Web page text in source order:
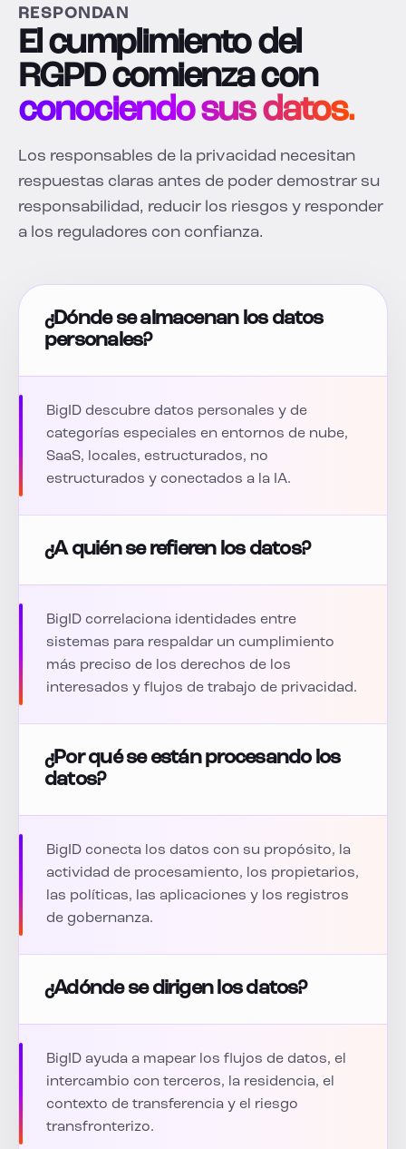
RESPONDAN
El cumplimiento del
RGPD comienza con
conociendo sus datos.
Los responsables de la privacidad necesitan
respuestas claras antes de poder demostrar su
responsabilidad, reducir los riesgos y responder
a los reguladores con confianza.
¿Dónde se almacenan los datos
personales?
BigID descubre datos personales y de
categorías especiales en entornos de nube,
SaaS, locales, estructurados, no
estructurados y conectados a la IA.
¿A quién se refieren los datos?
BigID correlaciona identidades entre
sistemas para respaldar un cumplimiento
más preciso de los derechos de los
interesados y flujos de trabajo de privacidad.
¿Por qué se están procesando los
datos?
BigID conecta los datos con su propósito, la
actividad de procesamiento, los propietarios,
las políticas, las aplicaciones y los registros
de gobernanza.
¿Adónde se dirigen los datos?
BigID ayuda a mapear los flujos de datos, el
intercambio con terceros, la residencia, el
contexto de transferencia y el riesgo
transfronterizo.